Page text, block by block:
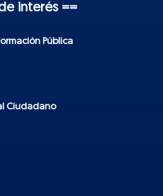
interés ==
Pública
Ciudadano